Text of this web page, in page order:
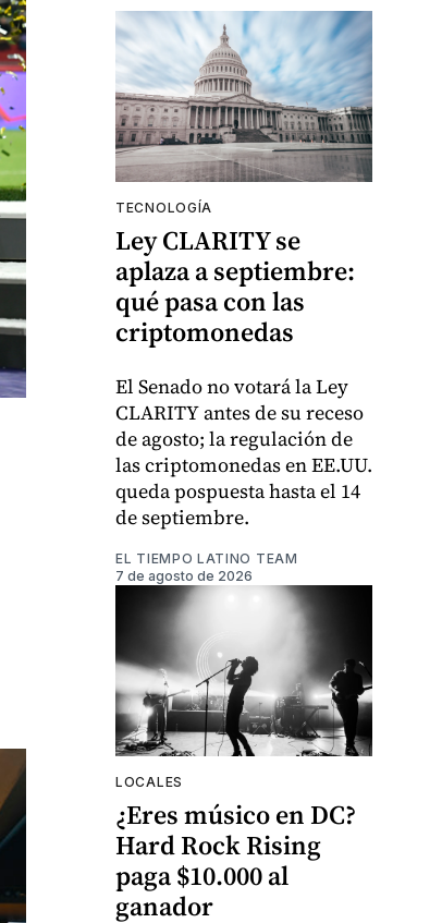
TECNOLOGÍA
Ley CLARITY se
aplaza a septiembre:
qué pasa con las
criptomonedas
El Senado no votará la Ley
CLARITY antes de su receso
de agosto; la regulación de
las criptomonedas en EE.UU.
queda pospuesta hasta el 14
de septiembre.
EL TIEMPO LATINO TEAM
7 de agosto de 2026
LOCALES
¿Eres músico en DC?
Hard Rock Rising
paga $10.000 al
ganador